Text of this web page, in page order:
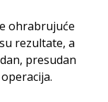
ohrabrujuće
rezultate, a
presudan